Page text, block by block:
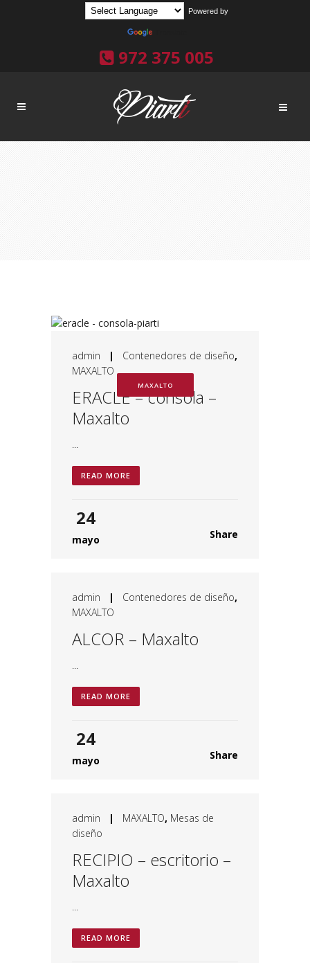
Powered by
972 375 005
MAXALTO
admin | Contenedores de diseño,
MAXALTO
ERACLE – consola –
Maxalto
...
READ MORE
24
mayo Share
admin | Contenedores de diseño,
MAXALTO
ALCOR – Maxalto
...
READ MORE
24
mayo Share
admin | MAXALTO, Mesas de
diseño
RECIPIO – escritorio –
Maxalto
...
READ MORE